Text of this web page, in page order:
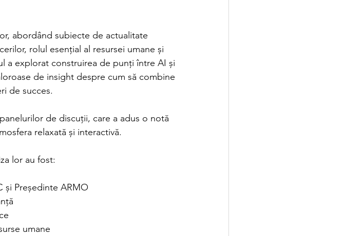
abordând subiecte de actualitate
rolul esențial al resursei umane și
a explorat construirea de punți între AI și
de insight despre cum să combine
de succes.
de discuții, care a adus o notă
relaxată și interactivă.
lor au fost:
și Președinte ARMO
umane